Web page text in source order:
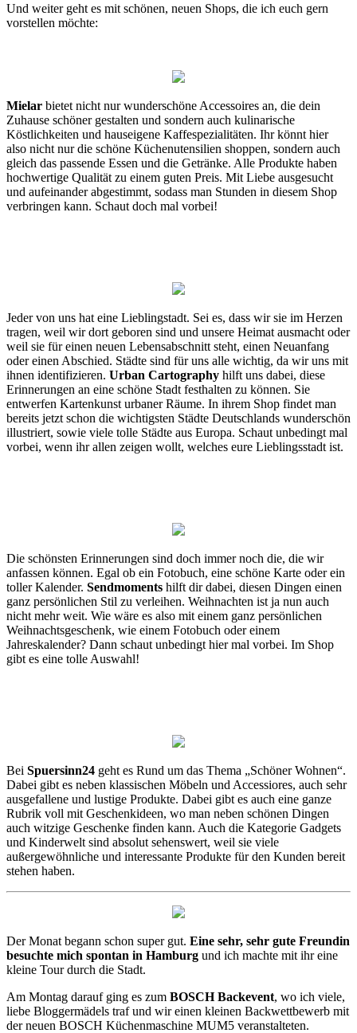
Und weiter geht es mit schönen, neuen Shops, die ich euch gern
vorstellen möchte:
Mielar bietet nicht nur wunderschöne Accessoires an, die dein
Zuhause schöner gestalten und sondern auch kulinarische
Köstlichkeiten und hauseigene Kaffespezialitäten. Ihr könnt hier
also nicht nur die schöne Küchenutensilien shoppen, sondern auch
gleich das passende Essen und die Getränke. Alle Produkte haben
hochwertige Qualität zu einem guten Preis. Mit Liebe ausgesucht
und aufeinander abgestimmt, sodass man Stunden in diesem Shop
verbringen kann. Schaut doch mal vorbei!
Jeder von uns hat eine Lieblingstadt. Sei es, dass wir sie im Herzen
tragen, weil wir dort geboren sind und unsere Heimat ausmacht oder
weil sie für einen neuen Lebensabschnitt steht, einen Neuanfang
oder einen Abschied. Städte sind für uns alle wichtig, da wir uns mit
ihnen identifizieren. Urban Cartography hilft uns dabei, diese
Erinnerungen an eine schöne Stadt festhalten zu können. Sie
entwerfen Kartenkunst urbaner Räume. In ihrem Shop findet man
bereits jetzt schon die wichtigsten Städte Deutschlands wunderschön
illustriert, sowie viele tolle Städte aus Europa. Schaut unbedingt mal
vorbei, wenn ihr allen zeigen wollt, welches eure Lieblingsstadt ist.
Die schönsten Erinnerungen sind doch immer noch die, die wir
anfassen können. Egal ob ein Fotobuch, eine schöne Karte oder ein
toller Kalender. Sendmoments hilft dir dabei, diesen Dingen einen
ganz persönlichen Stil zu verleihen. Weihnachten ist ja nun auch
nicht mehr weit. Wie wäre es also mit einem ganz persönlichen
Weihnachtsgeschenk, wie einem Fotobuch oder einem
Jahreskalender? Dann schaut unbedingt hier mal vorbei. Im Shop
gibt es eine tolle Auswahl!
Bei Spuersinn24 geht es Rund um das Thema „Schöner Wohnen“.
Dabei gibt es neben klassischen Möbeln und Accessiores, auch sehr
ausgefallene und lustige Produkte. Dabei gibt es auch eine ganze
Rubrik voll mit Geschenkideen, wo man neben schönen Dingen
auch witzige Geschenke finden kann. Auch die Kategorie Gadgets
und Kinderwelt sind absolut sehenswert, weil sie viele
außergewöhnliche und interessante Produkte für den Kunden bereit
stehen haben.
Der Monat begann schon super gut. Eine sehr, sehr gute Freundin
besuchte mich spontan in Hamburg und ich machte mit ihr eine
kleine Tour durch die Stadt.
Am Montag darauf ging es zum BOSCH Backevent, wo ich viele,
liebe Bloggermädels traf und wir einen kleinen Backwettbewerb mit
der neuen BOSCH Küchenmaschine MUM5 veranstalteten.